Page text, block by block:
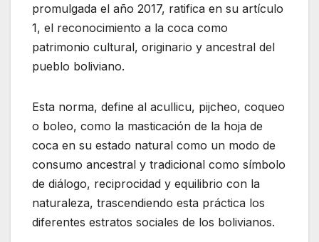
promulgada el año 2017, ratifica en su artículo
1, el reconocimiento a la coca como
patrimonio cultural, originario y ancestral del
pueblo boliviano.
Esta norma, define al acullicu, pijcheo, coqueo
o boleo, como la masticación de la hoja de
coca en su estado natural como un modo de
consumo ancestral y tradicional como símbolo
de diálogo, reciprocidad y equilibrio con la
naturaleza, trascendiendo esta práctica los
diferentes estratos sociales de los bolivianos.